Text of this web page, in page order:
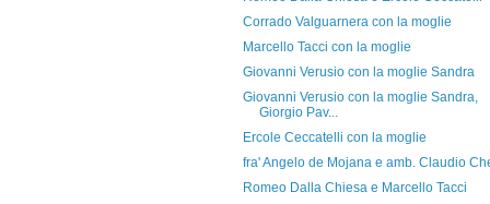
Corrado Valguarnera con la moglie
Marcello Tacci con la moglie
Giovanni Verusio con la moglie Sandra
Giovanni Verusio con la moglie Sandra,
Giorgio Pav...
Ercole Ceccatelli con la moglie
fra' Angelo de Mojana e amb. Claudio
Romeo Dalla Chiesa e Marcello Tacci